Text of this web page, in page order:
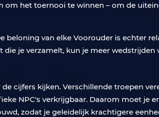
het toernooi te winnen – om de
beloning van elke Voorouder is echter
je verzamelt, kun je meer wedstrijden
cijfers kijken. Verschillende troepen
NPC's verkrijgbaar. Daarom moet je
zodat je geleidelijk krachtigere